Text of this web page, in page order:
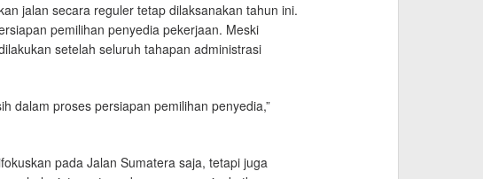
jalan secara reguler tetap dilaksanakan tahun ini.
pemilihan penyedia pekerjaan. Meski
setelah seluruh tahapan administrasi
dalam proses persiapan pemilihan penyedia,”
pada Jalan Sumatera saja, tetapi juga